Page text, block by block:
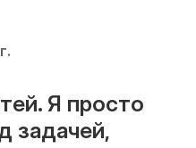
Я просто
задачей,